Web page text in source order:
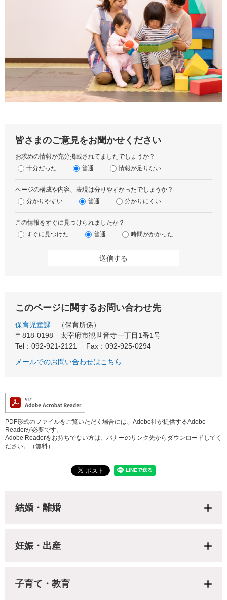
皆さまのご意見をお聞かせください
お求めの情報が充分掲載されてましたでしょうか？
十分だった
普通 情報が足りない
ページの構成や内容、表現は分りやすかったでしょうか？
分かりやすい
普通 分かりにくい
この情報をすぐに見つけられましたか？
すぐに見つけた
普通 時間がかかった
このページに関するお問い合わせ先
保育児童課
保育所係
〒818-0198
太宰府市観世音寺一丁目1番1号
Tel：092-921-2121
Fax：092-925-0294
メールでのお問い合わせはこちら
PDF形式のファイルをご覧いただく場合には、Adobe社が提供するAdobe
Readerが必要です。
Adobe Readerをお持ちでない方は、バナーのリンク先からダウンロードしてく
ださい。（無料）
結婚・離婚
妊娠・出産
子育て・教育